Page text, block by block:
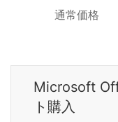
通常価格
Microsoft
ト購入